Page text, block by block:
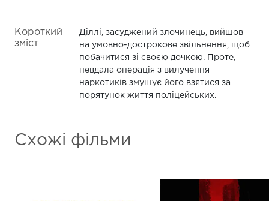
Короткий
зміст
Діллі, засуджений злочинець, вийшов
на умовно-дострокове звільнення, щоб
побачитися зі своєю дочкою. Проте,
невдала операція з вилучення
наркотиків змушує його взятися за
порятунок життя поліцейських.
Схожі фільми